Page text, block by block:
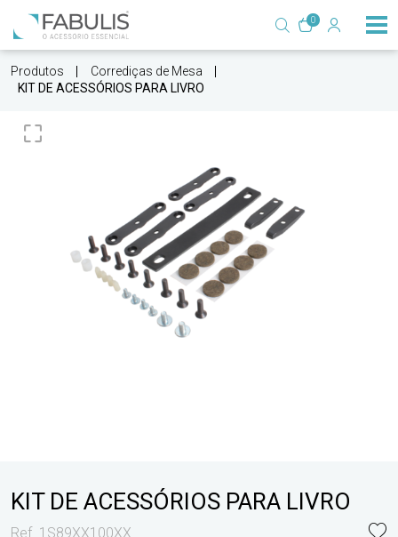
0
Produtos
Corrediças de Mesa
KIT DE ACESSÓRIOS PARA LIVRO
KIT DE ACESSÓRIOS PARA LIVRO
Ref. 1S89XX100XX